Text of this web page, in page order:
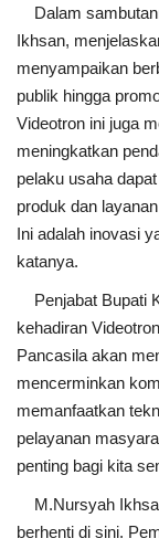
Dalam
Ikhsan,
menyampaikan
publik hingga
Videotron ini juga
meningkatkan
pelaku usaha
produk dan
Ini adalah inovasi
katanya.
Penjabat Bupati
kehadiran
Pancasila akan
mencerminkan
memanfaatkan
pelayanan
penting bagi kita
M.Nursyah
berhenti di sini.